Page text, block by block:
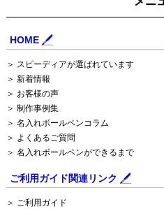
HOME
＞ スピーディアが選ばれています
＞ 新着情報
＞ お客様の声
＞ 制作事例集
＞ 名入れボールペンコラム
＞ よくあるご質問
＞ 名入れボールペンができるまで
ご利用ガイド関連リンク
＞ ご利用ガイド